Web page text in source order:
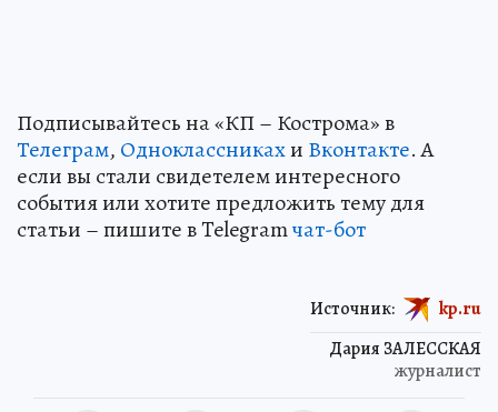
Подписывайтесь на «КП – Кострома» в
Телеграм, Одноклассникахи Вконтакте. А
если вы стали свидетелем интересного
события или хотите предложить тему для
статьи – пишите в Telegramчат-бот
Дария ЗАЛЕССКАЯ
журналист
Источник: kp.ru